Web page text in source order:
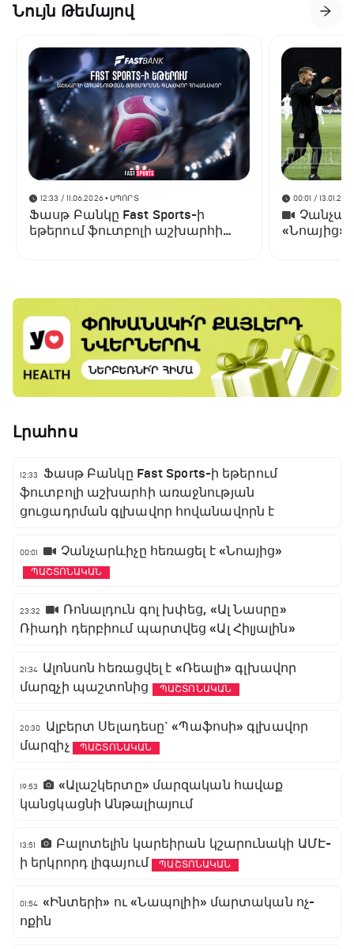
Նույն Թեմայով
12:33 / 11.06.2026• ՍՊՈՐՏ
Ֆասթ Բանկը Fast Sports-ի
եթերում ֆուտբոլի աշխարհի
00:01 /
«Նոայից»
Լրահոս
12:33
Ֆասթ Բանկը Fast Sports-ի եթերում
ֆուտբոլի աշխարհի առաջնության
ցուցադրման գլխավոր հովանավորն է
00:01 Չանչարևիչը հեռացել է «Նոայից»
ՊԱՇՏՈՆԱԿԱՆ
23:32
Ռոնալդուն գոլ խփեց, «Ալ Նասրը»
Ռիադի դերբիում պարտվեց «Ալ Հիլյալին»
21:34 Ալոնսոն հեռացվել է «Ռեալի» գլխավոր
մարզչի պաշտոնից
ՊԱՇՏՈՆԱԿԱՆ
20:30
Ալբերտ Սելադեսը` «Պաֆոսի» գլխավոր
մարզիչ
ՊԱՇՏՈՆԱԿԱՆ
19:53
«Ալաշկերտը» մարզական հավաք
կանցկացնի Անթալիայում
13:51
Բալոտելին կարեիրան կշարունակի ԱՄԷ-
ի երկրորդ լիգայում
ՊԱՇՏՈՆԱԿԱՆ
01:54 «Ինտերի» ու «Նապոլիի» մարտական ոչ-
ոքին